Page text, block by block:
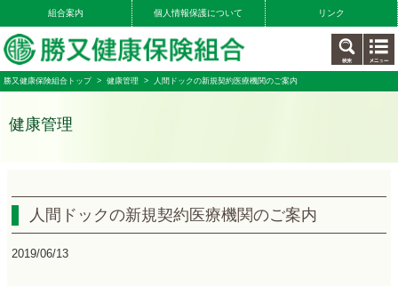
組合案内 個人情報保護について リンク
勝又健康保険組合トップ> 健康管理 > 人間ドックの新規契約医療機関のご案内
健康管理
人間ドックの新規契約医療機関のご案内
2019/06/13